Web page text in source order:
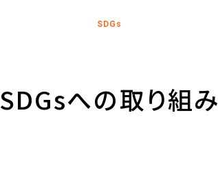
SDGs
SDGsへの取り組み